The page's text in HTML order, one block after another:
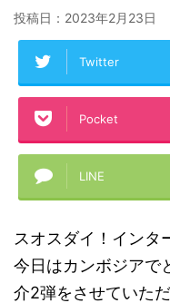
投稿日： 2023年2月23日
Twitter
Pocket
LINE
スオスダイ！インタ
今日はカンボジアで
介2弾をさせていた